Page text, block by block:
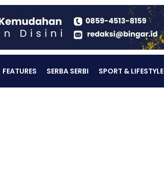
FEATURES SERBA SERBI SPORT & LIFESTYLE